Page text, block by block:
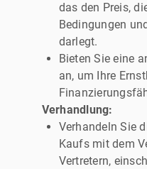
das den Preis,
Bedingungen
darlegt.
Bieten Sie eine
an, um Ihre
Verhandlung:
Verhandeln Sie
Kaufs mit dem
Vertretern,